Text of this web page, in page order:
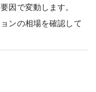
因で変動します。
ンの相場を確認して